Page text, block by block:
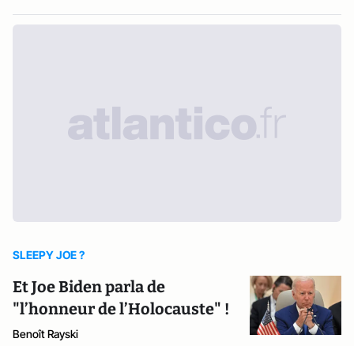
SLEEPY JOE ?
Et Joe Biden parla de
"l’honneur de l’Holocauste" !
Benoît Rayski